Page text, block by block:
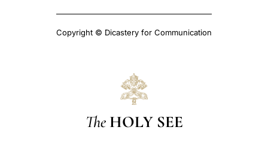
Copyright © Dicastery for Communication
The HOLY SEE